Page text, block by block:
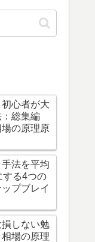
初心者が大
総集編
場の原理原
法を平均
する4つの
プブレイ
損しない勉
場の原理